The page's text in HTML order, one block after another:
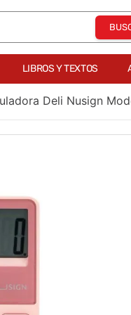
LIBROS Y TEXTOS
Deli Nusign